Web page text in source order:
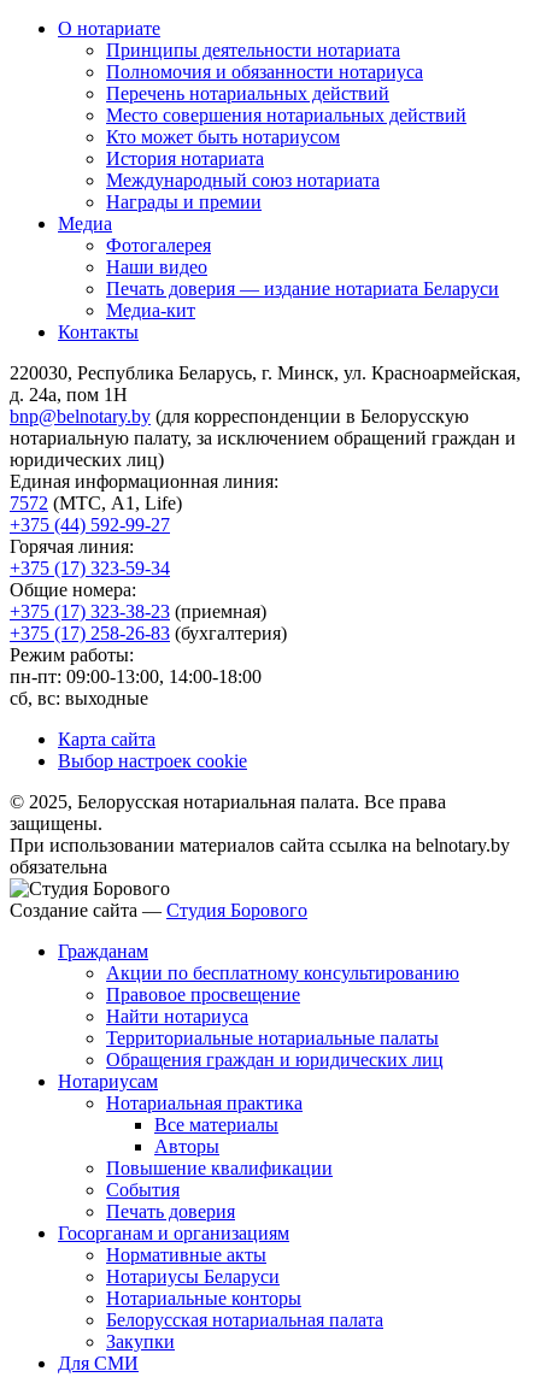
О нотариате
Принципы деятельности нотариата
Полномочия и обязанности нотариуса
Перечень нотариальных действий
Место совершения нотариальных действий
Кто может быть нотариусом
История нотариата
Международный союз нотариата
Награды и премии
Медиа
Фотогалерея
Наши видео
Печать доверия — издание нотариата Беларуси
Медиа-кит
Контакты
220030, Республика Беларусь, г. Минск, ул. Красноармейская,
д. 24а, пом 1Н
bnp@belnotary.by (для корреспонденции в Белорусскую
нотариальную палату, за исключением обращений граждан и
юридических лиц)
Единая информационная линия:
7572 (МТС, A1, Life)
+375 (44) 592-99-27
Горячая линия:
+375 (17) 323-59-34
Общие номера:
+375 (17) 323-38-23 (приемная)
+375 (17) 258-26-83 (бухгалтерия)
Режим работы:
пн-пт: 09:00-13:00, 14:00-18:00
сб, вс: выходные
Карта сайта
Выбор настроек cookie
© 2025, Белорусская нотариальная палата. Все права
защищены.
При использовании материалов сайта ссылка на belnotary.by
обязательна
Создание сайта — Студия Борового
Гражданам
Акции по бесплатному консультированию
Правовое просвещение
Найти нотариуса
Территориальные нотариальные палаты
Обращения граждан и юридических лиц
Нотариусам
Нотариальная практика
Все материалы
Авторы
Повышение квалификации
События
Печать доверия
Госорганам и организациям
Нормативные акты
Нотариусы Беларуси
Нотариальные конторы
Белорусская нотариальная палата
Закупки
Для СМИ